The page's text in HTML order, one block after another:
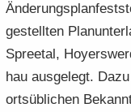
ge­stell­ten
Spree­tal,
hau aus­ge­legt.
orts­üb­li­chen